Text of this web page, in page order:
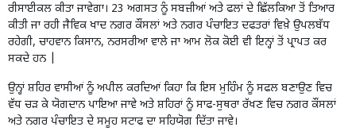
ਰੀਸਾਈਕਲ ਕੀਤਾ ਜਾਵੇਗਾ। 23 ਅਗਸਤ ਨੂੰ ਸਬਜ਼ੀਆਂ ਅਤੇ ਫਲਾਂ ਦੇ ਛਿੱਲਕਿਆ ਤੋਂ ਤਿਆਰ
ਕੀਤੀ ਜਾ ਰਹੀ ਜੈਵਿਕ ਖਾਦ ਨਗਰ ਕੌਂਸਲਾਂ ਅਤੇ ਨਗਰ ਪੰਚਾਇਤ ਦਫਤਰਾਂ ਵਿਖ਼ੇ ਉਪਲਬੱਧ
ਰਹੇਗੀ, ਚਾਹਵਾਨ ਕਿਸਾਨ, ਨਰਸਰੀਆ ਵਾਲੇ ਜਾ ਆਮ ਲੋਕ ਕੋਈ ਵੀ ਇਨ੍ਹਾਂ ਤੋਂ ਪ੍ਰਾਪਤ ਕਰ
ਸਕਦੇ ਹਨ |
ਉਨ੍ਹਾਂ ਸ਼ਹਿਰ ਵਾਸੀਆਂ ਨੂੰ ਅਪੀਲ ਕਰਦਿਆਂ ਕਿਹਾ ਕਿ ਇਸ ਮੁਹਿੰਮ ਨੂੰ ਸਫਲ ਬਣਾਉਣ ਵਿਚ
ਵੱਧ ਚੜ ਕੇ ਯੋਗਦਾਨ ਪਾਇਆ ਜਾਵੇ ਅਤੇ ਸ਼ਹਿਰਾਂ ਨੂੰ ਸਾਫ-ਸੁਥਰਾ ਰੱਖਣ ਵਿਚ ਨਗਰ ਕੌਂਸਲਾਂ
ਅਤੇ ਨਗਰ ਪੰਚਾਇਤ ਦੇ ਸਮੂਹ ਸਟਾਫ ਦਾ ਸਹਿਯੋਗ ਦਿੱਤਾ ਜਾਵੇ।